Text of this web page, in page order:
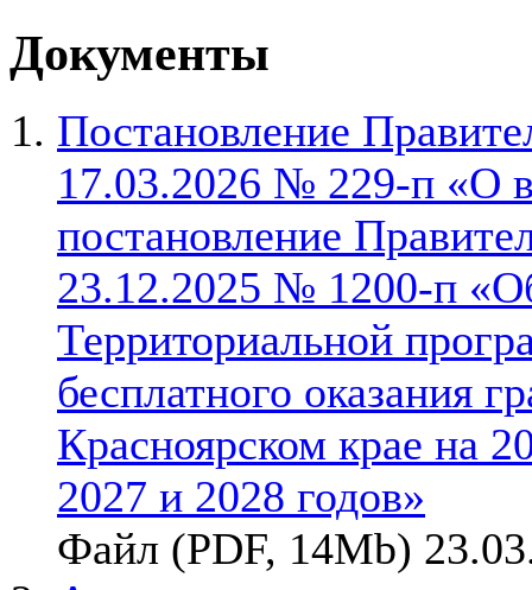
Документы
Постановление
17.03.2026 № 229-п «О
постановление
23.12.2025 № 1200-п
Территориальной
бесплатного оказания
Красноярском крае на
2027 и 2028 годов»
Файл (PDF, 14Mb)